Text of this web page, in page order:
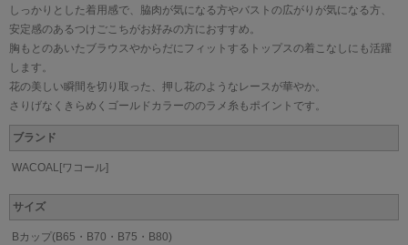
しっかりとした着用感で、脇肉が気になる方やバストの広がりが気になる方、
安定感のあるつけごこちがお好みの方におすすめ。
胸もとのあいたブラウスやからだにフィットするトップスの着こなしにも活躍
します。
花の美しい瞬間を切り取った、押し花のようなレースが華やか。
さりげなくきらめくゴールドカラーののラメ糸もポイントです。
ブランド
WACOAL[ワコール]
サイズ
Bカップ(B65・B70・B75・B80)